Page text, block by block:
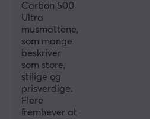
EGENSKAPER
Materiale
Stoff
Sydde kantene
Ja
Trykk
Carbon 500
Ultra
musmattene,
som mange
beskriver
som store,
stilige og
prisverdige.
Flere
fremhever at